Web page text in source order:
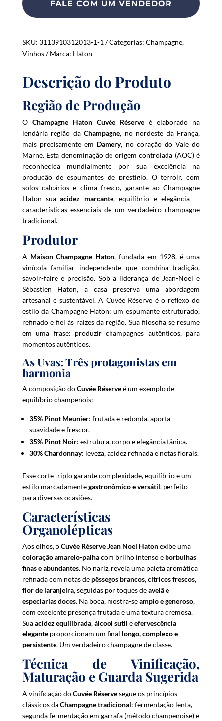
r
o
u
r
m
a
i
l
a
d
d
r
e
s
s
t
o
j
o
n
t
h
e
w
a
i
s
t
f
r
h
i
p
r
o
d
u
c
t
FALE COM UM VENDEDOR
SKU: 3113910312013-1-1 Categorias: Champagne,
Vinhos
Marca: Haton
Descrição do Produto
Região de Produção
O Champagne Haton Cuvée Réserve é elaborado na
lendária região daChampagne, no nordeste da França,
mais precisamente em Damery, no coração do Vale do
Marne. Esta denominação de origem controlada (AOC) é
reconhecida mundialmente por sua excelência na
produção de espumantes de prestígio. O terroir, com
solos calcários e clima fresco, garante ao Champagne
Haton suaacidez marcante, equilíbrio e elegância —
características essenciais de um verdadeiro champagne
tradicional.
Produtor
A Maison Champagne Haton, fundada em 1928, é uma
vinícola familiar independente que combina tradição,
savoir-faire e precisão. Sob a liderança de Jean-Noël e
Sébastien Haton, a casa preserva uma abordagem
artesanal e sustentável. A Cuvée Réserve é o reflexo do
estilo da Champagne Haton: um espumante estruturado,
refinado e fiel às raízes da região. Sua filosofia se resume
em uma frase: produzir champagnes autênticos, para
momentos autênticos.
As Uvas: Três protagonistas em
harmonia
A composição doCuvée Réserveé um exemplo de
equilíbrio champenois:
35% Pinot Meunier: frutada e redonda, aporta
suavidade e frescor.
35% Pinot Noir: estrutura, corpo e elegância tânica.
30% Chardonnay: leveza, acidez refinada e notas florais.
Esse corte triplo garante complexidade, equilíbrio e um
estilo marcadamentegastronômico e versátil, perfeito
para diversas ocasiões.
Características
Organolépticas
Aos olhos, oCuvée Réserve Jean Noel Hatonexibe uma
coloração amarelo-palhacom brilho intenso e borbulhas
finas e abundantes. No nariz, revela uma paleta aromática
refinada com notas de pêssegos brancos, cítricos frescos,
flor de laranjeira, seguidas por toques deavelã e
especiarias doces. Na boca, mostra-seamplo e generoso,
com excelente presença frutada e uma textura cremosa.
Suaacidez equilibrada,álcool sutil eefervescência
eleganteproporcionam um final longo, complexo e
persistente. Um verdadeiro champagne de classe.
Técnica de Vinificação,
Maturação e Guarda Sugerida
A vinificação doCuvée Réservesegue os princípios
clássicos daChampagne tradicional: fermentação lenta,
segunda fermentação em garrafa (método champenoise) e